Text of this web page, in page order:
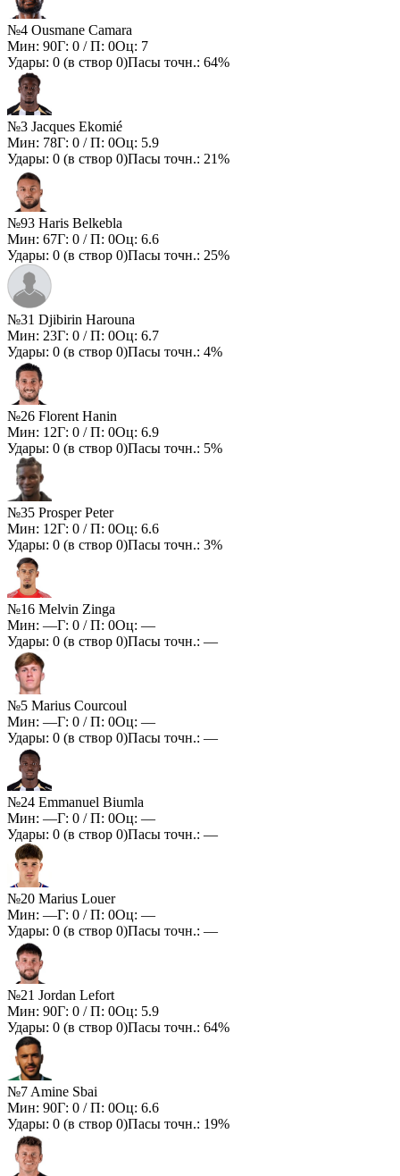
№4 Ousmane Camara
Мин: 90Г: 0 / П: 0Оц: 7
Удары: 0 (в створ 0)Пасы точн.: 64%
№3 Jacques Ekomié
Мин: 78Г: 0 / П: 0Оц: 5.9
Удары: 0 (в створ 0)Пасы точн.: 21%
№93 Haris Belkebla
Мин: 67Г: 0 / П: 0Оц: 6.6
Удары: 0 (в створ 0)Пасы точн.: 25%
№31 Djibirin Harouna
Мин: 23Г: 0 / П: 0Оц: 6.7
Удары: 0 (в створ 0)Пасы точн.: 4%
№26 Florent Hanin
Мин: 12Г: 0 / П: 0Оц: 6.9
Удары: 0 (в створ 0)Пасы точн.: 5%
№35 Prosper Peter
Мин: 12Г: 0 / П: 0Оц: 6.6
Удары: 0 (в створ 0)Пасы точн.: 3%
№16 Melvin Zinga
Мин: —Г: 0 / П: 0Оц: —
Удары: 0 (в створ 0)Пасы точн.: —
№5 Marius Courcoul
Мин: —Г: 0 / П: 0Оц: —
Удары: 0 (в створ 0)Пасы точн.: —
№24 Emmanuel Biumla
Мин: —Г: 0 / П: 0Оц: —
Удары: 0 (в створ 0)Пасы точн.: —
№20 Marius Louer
Мин: —Г: 0 / П: 0Оц: —
Удары: 0 (в створ 0)Пасы точн.: —
№21 Jordan Lefort
Мин: 90Г: 0 / П: 0Оц: 5.9
Удары: 0 (в створ 0)Пасы точн.: 64%
№7 Amine Sbai
Мин: 90Г: 0 / П: 0Оц: 6.6
Удары: 0 (в створ 0)Пасы точн.: 19%